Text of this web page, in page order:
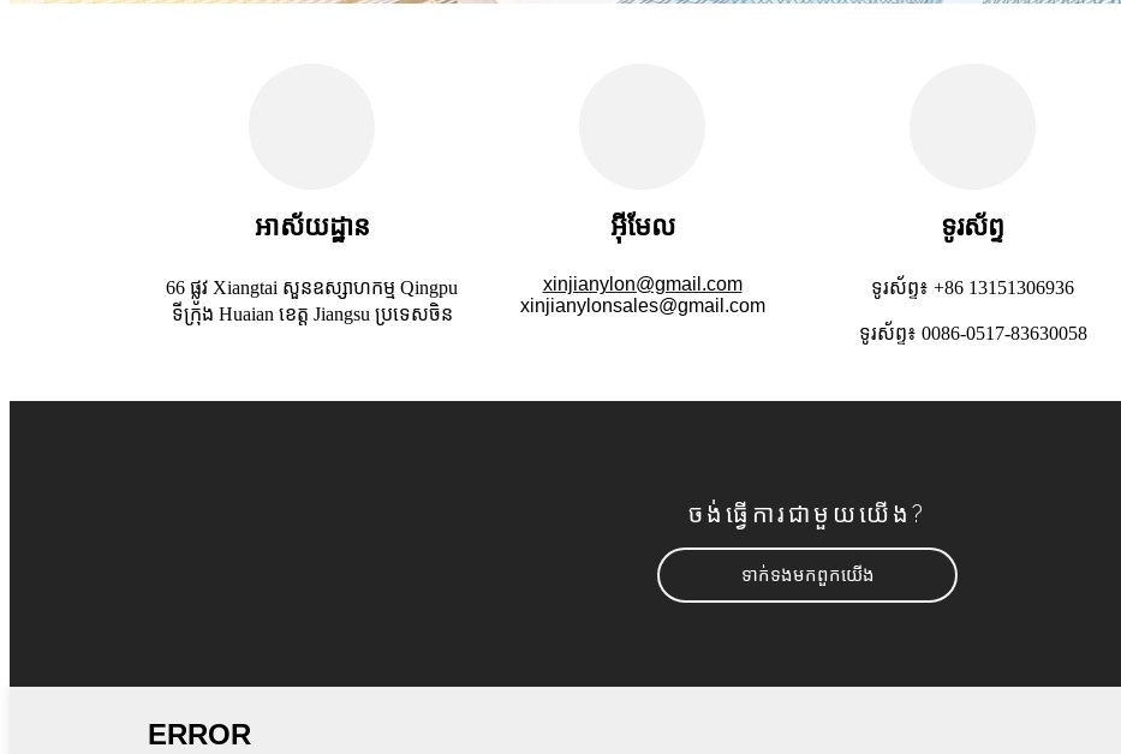
អាស័យដ្ឋាន
66 ផ្លូវ Xiangtai សួនឧស្សាហកម្ម Qingpu
ទីក្រុង Huaian ខេត្ត Jiangsu ប្រទេសចិន
អ៊ីមែល
xinjianylon@gmail.com
xinjianylonsales@gmail.com
ទូរស័ព្ទ
ទូរស័ព្ទ៖ +86 13151306936
ទូរស័ព្ទ៖ 0086-0517-83630058
ចង់​ធ្វើ​ការ​ជាមួយ​យើង?
ទាក់ទង​មក​ពួក​យើង